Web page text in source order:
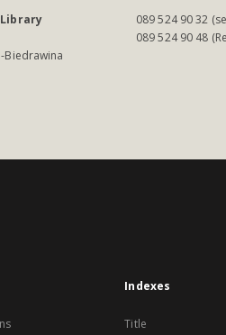
Biedrawina
089 524 90 32
089 524 90 48
Indexes
Title